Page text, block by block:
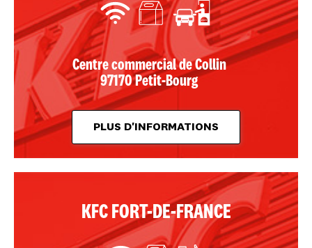
Centre commercial de Collin
97170 Petit-Bourg
PLUS D'INFORMATIONS
KFC FORT-DE-FRANCE